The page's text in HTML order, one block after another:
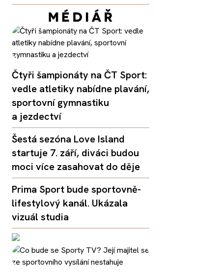
Čtyři šampionáty na ČT Sport:
vedle atletiky nabídne plavání,
sportovní gymnastiku
a jezdectví
Šestá sezóna Love Island
startuje 7. září, diváci budou
moci více zasahovat do děje
Prima Sport bude sportovně-
lifestylový kanál. Ukázala
vizuál studia